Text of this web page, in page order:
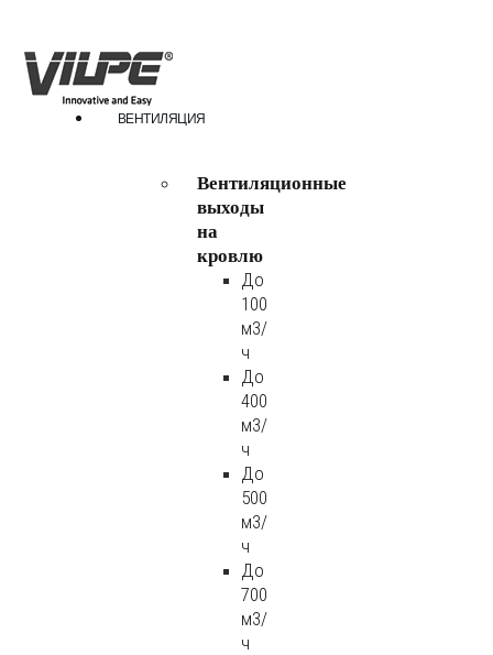
ВЕНТИЛЯЦИЯ
Вентиляционные
выходы
на
кровлю
До
100
м3/
ч
До
400
м3/
ч
До
500
м3/
ч
До
700
м3/
ч